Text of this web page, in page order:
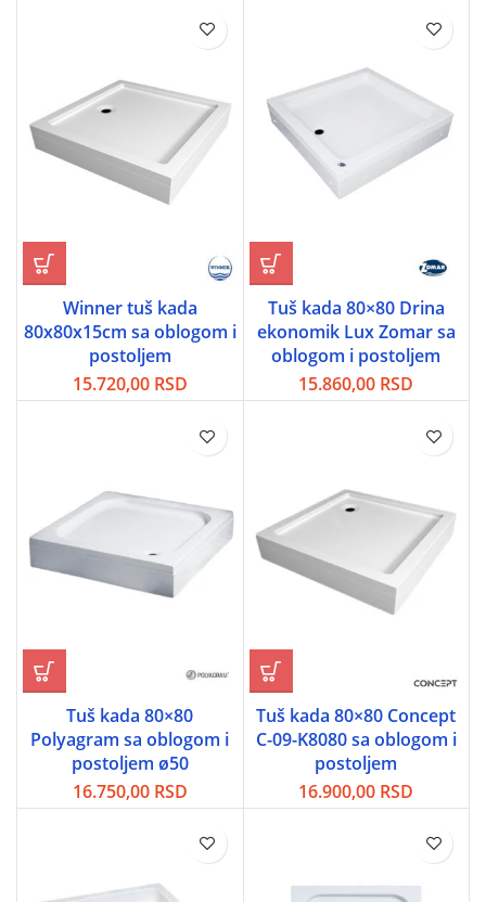
Winner tuš kada
80x80x15cm sa oblogom i
postoljem
15.720,00 RSD
Tuš kada 80×80 Drina
ekonomik Lux Zomar sa
oblogom i postoljem
15.860,00 RSD
Tuš kada 80×80
Polyagram sa oblogom i
postoljem ø50
16.750,00 RSD
Tuš kada 80×80 Concept
C-09-K8080 sa oblogom i
postoljem
16.900,00 RSD